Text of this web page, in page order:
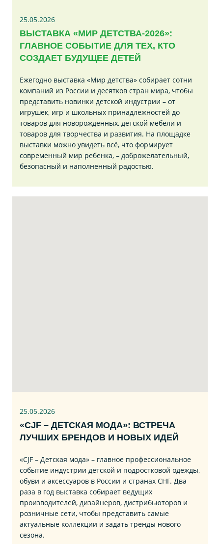
25.05.2026
ВЫСТАВКА «МИР ДЕТСТВА-2026»:
ГЛАВНОЕ СОБЫТИЕ ДЛЯ ТЕХ, КТО
СОЗДАЕТ БУДУЩЕЕ ДЕТЕЙ
Ежегодно выставка «Мир детства» собирает сотни
компаний из России и десятков стран мира, чтобы
представить новинки детской индустрии – от
игрушек, игр и школьных принадлежностей до
товаров для новорожденных, детской мебели и
товаров для творчества и развития. На площадке
выставки можно увидеть всё, что формирует
современный мир ребенка, – доброжелательный,
безопасный и наполненный радостью.
25.05.2026
«CJF – ДЕТСКАЯ МОДА»: ВСТРЕЧА
ЛУЧШИХ БРЕНДОВ И НОВЫХ ИДЕЙ
«CJF – Детская мода» – главное профессиональное
событие индустрии детской и подростковой одежды,
обуви и аксессуаров в России и странах СНГ. Два
раза в год выставка собирает ведущих
производителей, дизайнеров, дистрибьюторов и
розничные сети, чтобы представить самые
актуальные коллекции и задать тренды нового
сезона.